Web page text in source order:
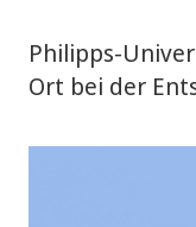
Philipps-
Ort bei der